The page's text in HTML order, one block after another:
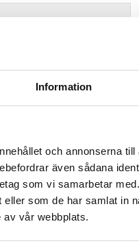
Information
och annonserna
även sådana
som vi samarbetar
som de har samlat in
av vår webbplats.
var snabb - dina
för en god kopp kaffe.